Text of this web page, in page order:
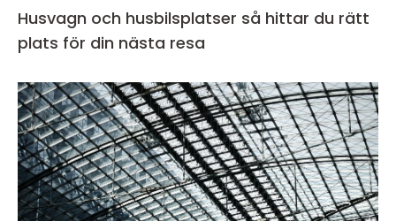
Husvagn och husbilsplatser så hittar du rätt
plats för din nästa resa